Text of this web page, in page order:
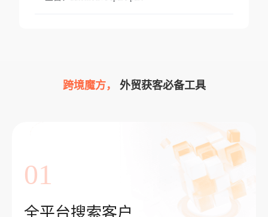
跨境魔方， 外贸获客必备工具
01
全平台搜索客户